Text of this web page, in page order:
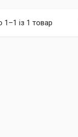
1–1 із 1 товар